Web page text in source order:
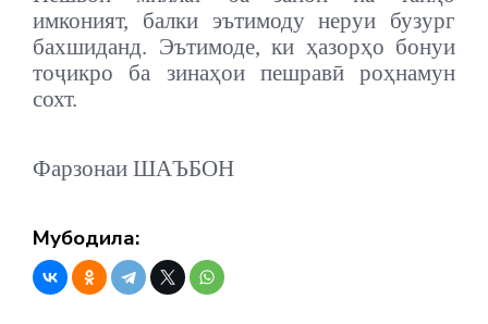
имконият, балки эътимоду неруи бузург
бахшиданд. Эътимоде, ки ҳазорҳо бонуи
тоҷикро ба зинаҳои пешравӣ роҳнамун
сохт.
Фарзонаи ШАЪБОН
Мубодила: